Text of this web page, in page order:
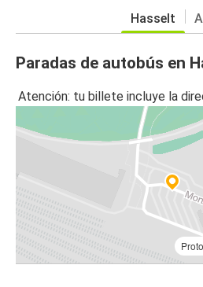
Hasselt
Paradas de autobús en
Atención: tu billete incluye la